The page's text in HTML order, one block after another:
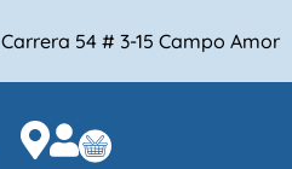
Carrera 54 # 3-15 Campo Amor